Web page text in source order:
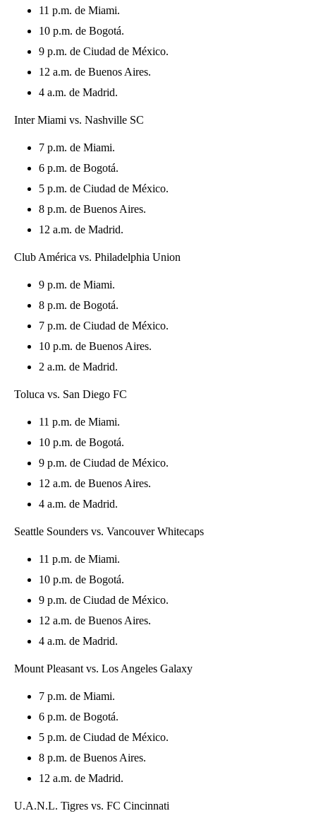
11 p.m. de Miami.
10 p.m. de Bogotá.
9 p.m. de Ciudad de México.
12 a.m. de Buenos Aires.
4 a.m. de Madrid.
Inter Miami vs. Nashville SC
7 p.m. de Miami.
6 p.m. de Bogotá.
5 p.m. de Ciudad de México.
8 p.m. de Buenos Aires.
12 a.m. de Madrid.
Club América vs. Philadelphia Union
9 p.m. de Miami.
8 p.m. de Bogotá.
7 p.m. de Ciudad de México.
10 p.m. de Buenos Aires.
2 a.m. de Madrid.
Toluca vs. San Diego FC
11 p.m. de Miami.
10 p.m. de Bogotá.
9 p.m. de Ciudad de México.
12 a.m. de Buenos Aires.
4 a.m. de Madrid.
Seattle Sounders vs. Vancouver Whitecaps
11 p.m. de Miami.
10 p.m. de Bogotá.
9 p.m. de Ciudad de México.
12 a.m. de Buenos Aires.
4 a.m. de Madrid.
Mount Pleasant vs. Los Angeles Galaxy
7 p.m. de Miami.
6 p.m. de Bogotá.
5 p.m. de Ciudad de México.
8 p.m. de Buenos Aires.
12 a.m. de Madrid.
U.A.N.L. Tigres vs. FC Cincinnati